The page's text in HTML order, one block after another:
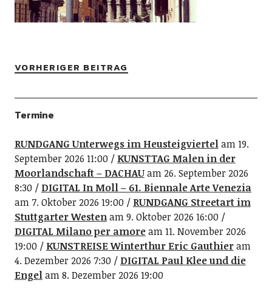
VORHERIGER BEITRAG
Termine
RUNDGANG Unterwegs im Heusteigviertelam 19.
September 2026 11:00
KUNSTTAG Malen in der
Moorlandschaft – DACHAUam 26. September 2026
8:30
DIGITAL In Moll – 61. Biennale Arte Venezia
am 7. Oktober 2026 19:00
RUNDGANG Streetart im
Stuttgarter Westenam 9. Oktober 2026 16:00
DIGITAL Milano per amoream 11. November 2026
19:00
KUNSTREISE Winterthur Eric Gauthieram
4. Dezember 2026 7:30
DIGITAL Paul Klee und die
Engelam 8. Dezember 2026 19:00